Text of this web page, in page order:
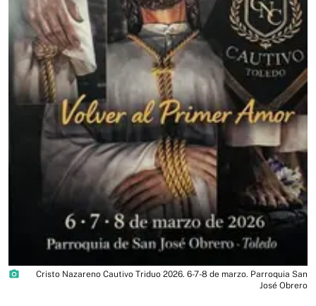
photo_camera
Cristo Nazareno Cautivo Triduo 2026. 6-7-8 de marzo. Parroquia San
José Obrero